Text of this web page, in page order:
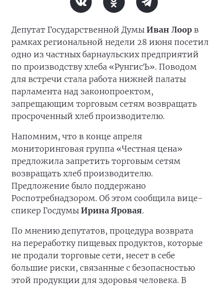
Депутат Государственной Думы Иван Лоор в
рамках региональной недели 28 июня посетил
одно из частных барнаульских предприятий
по производству хлеба «РунгисЪ». Поводом
для встречи стала работа нижней палаты
парламента над законопроектом,
запрещающим торговым сетям возвращать
просроченный хлеб производителю.
Напомним, что в конце апреля
мониторинговая группа «Честная цена»
предложила запретить торговым сетям
возвращать хлеб производителю.
Предложение было поддержано
Роспотребнадзором. Об этом сообщила вице-
спикер Госдумы Ирина Яровая.
По мнению депутатов, процедура возврата
на переработку пищевых продуктов, которые
не продали торговые сети, несет в себе
большие риски, связанные с безопасностью
этой продукции для здоровья человека. В